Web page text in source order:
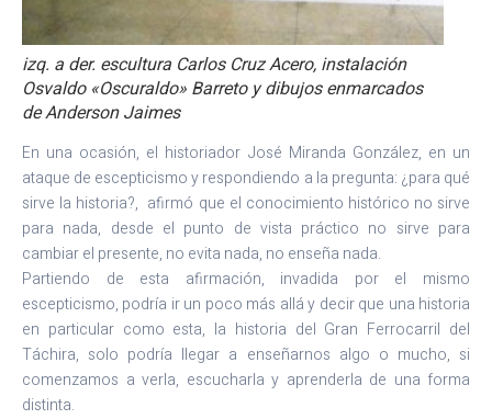
izq. a der. escultura Carlos Cruz Acero, instalación
Osvaldo «Oscuraldo» Barreto y dibujos enmarcados
de Anderson Jaimes
En una ocasión, el historiador José Miranda González, en un
ataque de escepticismo y respondiendo a la pregunta: ¿para qué
sirve la historia?, afirmó que el conocimiento histórico no sirve
para nada, desde el punto de vista práctico no sirve para
cambiar el presente, no evita nada, no enseña nada.
Partiendo de esta afirmación, invadida por el mismo
escepticismo, podría ir un poco más allá y decir que una historia
en particular como esta, la historia del Gran Ferrocarril del
Táchira, solo podría llegar a enseñarnos algo o mucho, si
comenzamos a verla, escucharla y aprenderla de una forma
distinta.